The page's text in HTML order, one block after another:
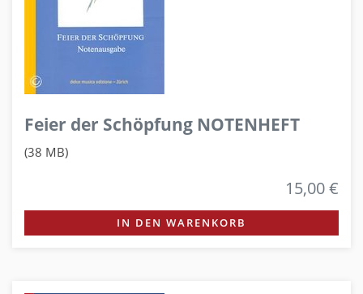
Feier der Schöpfung NOTENHEFT
(38 MB)
15,00 €
IN DEN WARENKORB